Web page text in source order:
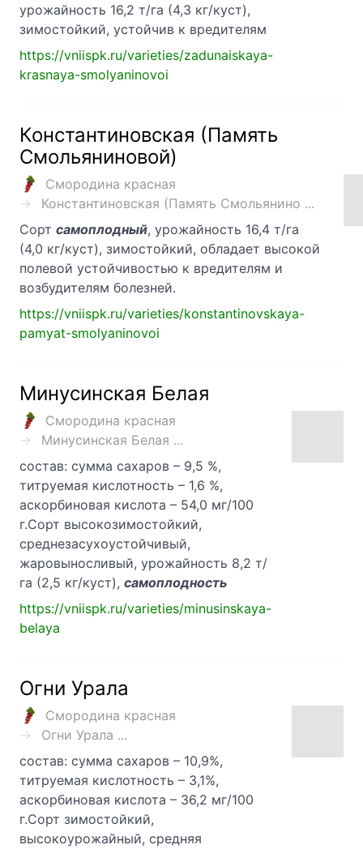
урожайность 16,2 т/га (4,3 кг/куст),
зимостойкий, устойчив к вредителям
https://vniispk.ru/varieties/zadunaiskaya-
krasnaya-smolyaninovoi
Константиновская (Память
Смольяниновой)
Смородина красная
Константиновская (Память Смольянино ...
Сорт самоплодный, урожайность 16,4 т/га
(4,0 кг/куст), зимостойкий, обладает высокой
полевой устойчивостью к вредителям и
возбудителям болезней.
https://vniispk.ru/varieties/konstantinovskaya-
pamyat-smolyaninovoi
Минусинская Белая
Смородина красная
Минусинская Белая ...
состав: сумма сахаров – 9,5 %,
титруемая кислотность – 1,6 %,
аскорбиновая кислота – 54,0 мг/100
г.Сорт высокозимостойкий,
среднезасухоустойчивый,
жаровыносливый, урожайность 8,2 т/
га (2,5 кг/куст), самоплодность
https://vniispk.ru/varieties/minusinskaya-
belaya
Огни Урала
Смородина красная
Огни Урала ...
состав: сумма сахаров – 10,9%,
титруемая кислотность – 3,1%,
аскорбиновая кислота – 36,2 мг/100
г.Сорт зимостойкий,
высокоурожайный, средняя